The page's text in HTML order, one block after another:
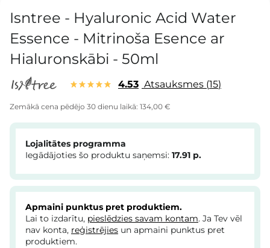
Isntree - Hyaluronic Acid Water
Essence - Mitrinoša Esence ar
Hialuronskābi - 50ml
4.53 Atsauksmes 15
Zemākā cena pēdējo 30 dienu laikā: 134,00 €
Lojalitātes programma
Iegādājoties šo produktu saņemsi: 17.91 p.
Apmaini punktus pret produktiem.
Lai to izdarītu, pieslēdzies savam kontam. Ja Tev vēl
nav konta, reģistrējies un apmaini punktus pret
produktiem.